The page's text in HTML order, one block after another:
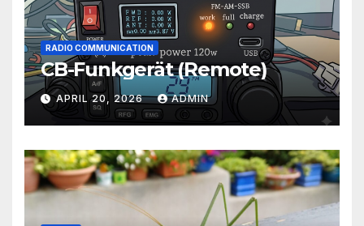
RADIO COMMUNICATION
CB-Funkgerät (Remote)
APRIL 20, 2026 ADMIN